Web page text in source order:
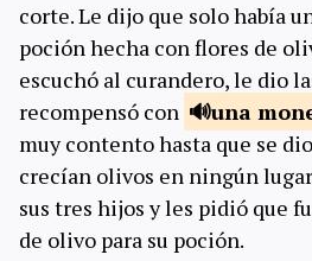
corte. Le dijo que solo había
poción hecha con flores de
escuchó al curandero, le dio
recompensó con
una
muy contento hasta que se
crecían olivos en ningún
sus tres hijos y les pidió que
de olivo para su poción.